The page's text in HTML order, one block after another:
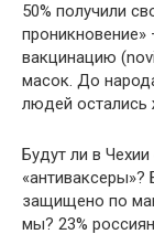
50% получили
проникновение»
вакцинацию
масок. До
людей остались
Будут ли в
«антиваксеры»?
защищено по
мы? 23%